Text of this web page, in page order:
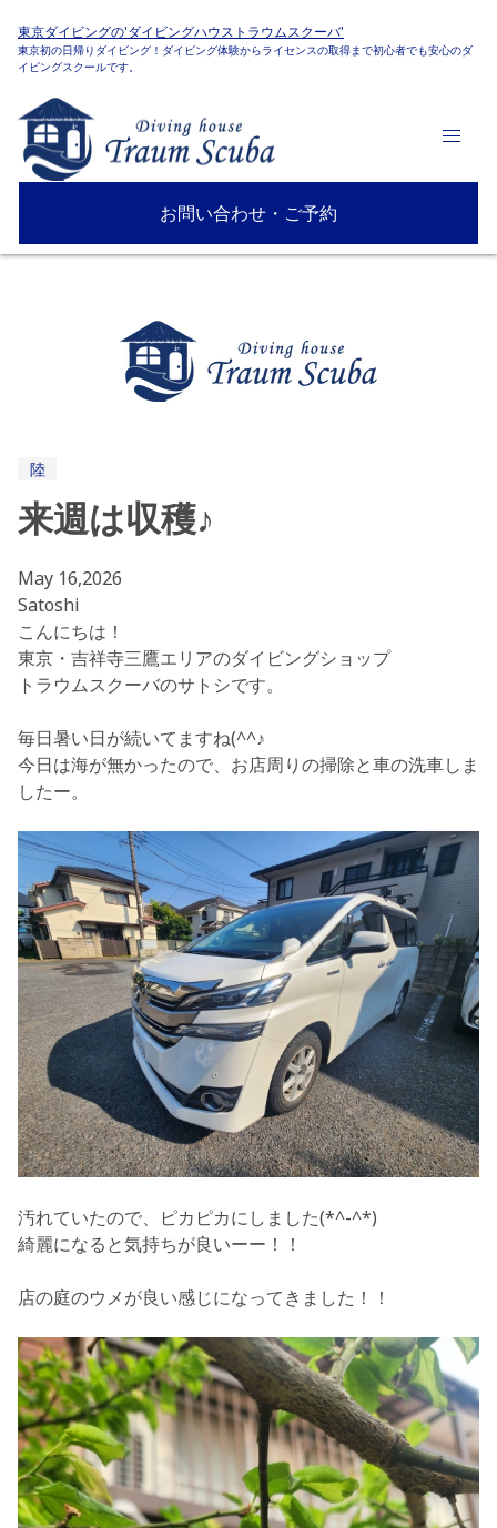
東京ダイビングの'ダイビングハウストラウムスクーバ'
東京初の日帰りダイビング！ダイビング体験からライセンスの取得まで初心者でも安心のダ
イビングスクールです。
お問い合わせ・ご予約
陸
来週は収穫♪
May 16,2026
Satoshi
こんにちは！
東京・吉祥寺三鷹エリアのダイビングショップ
トラウムスクーバのサトシです。
毎日暑い日が続いてますね(^^♪
今日は海が無かったので、お店周りの掃除と車の洗車しま
したー。
汚れていたので、ピカピカにしました(*^-^*)
綺麗になると気持ちが良いーー！！
店の庭のウメが良い感じになってきました！！